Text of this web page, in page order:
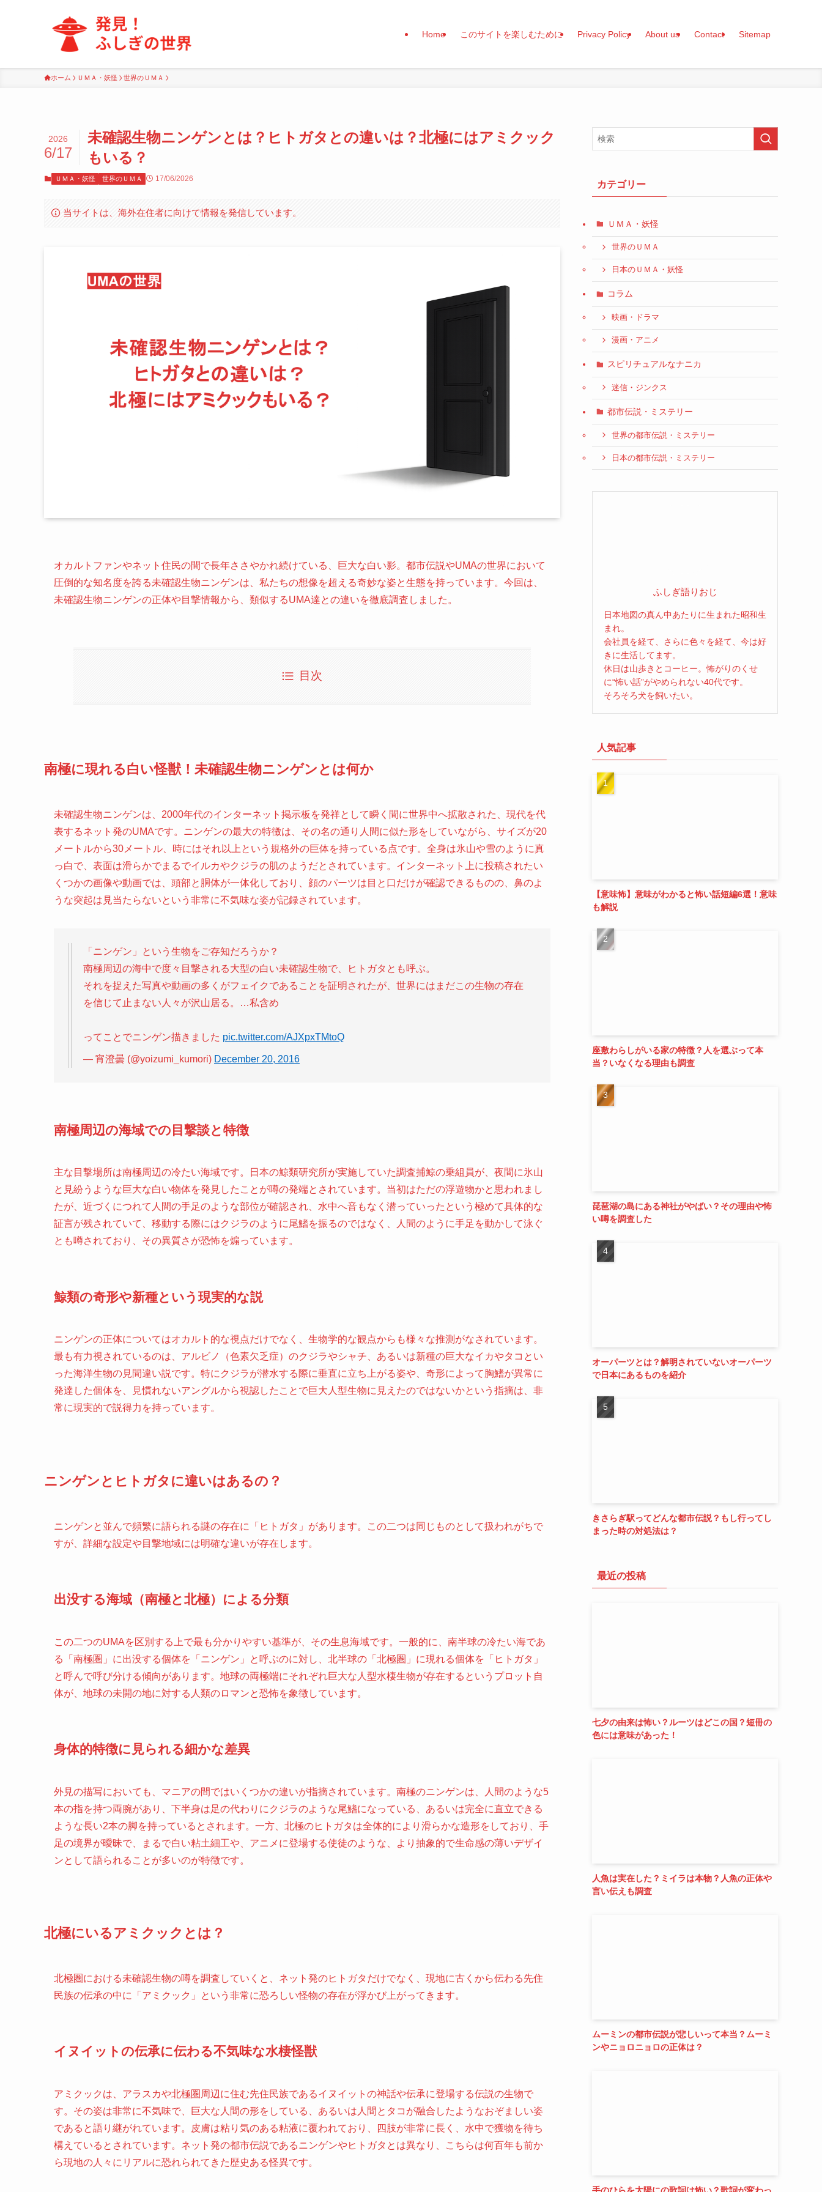
Home このサイトを楽しむために Privacy Policy About us Contact Sitemap
ホーム ＵＭＡ・妖怪 世界のＵＭＡ
未確認生物ニンゲンとは？ヒトガタとの違いは？北極にはアミクック
もいる？
2026
6/17
ＵＭＡ・妖怪 世界のＵＭＡ 17/06/2026
当サイトは、海外在住者に向けて情報を発信しています。
オカルトファンやネット住民の間で長年ささやかれ続けている、巨大な白い影。都市伝説やUMAの世界において
圧倒的な知名度を誇る未確認生物ニンゲンは、私たちの想像を超える奇妙な姿と生態を持っています。今回は、
未確認生物ニンゲンの正体や目撃情報から、類似するUMA達との違いを徹底調査しました。
目次
南極に現れる白い怪獣！未確認生物ニンゲンとは何か
未確認生物ニンゲンは、2000年代のインターネット掲示板を発祥として瞬く間に世界中へ拡散された、現代を代
表するネット発のUMAです。 ニンゲンの最大の特徴は、その名の通り人間に似た形をしていながら、サイズが20
メートルから30メートル、時にはそれ以上という規格外の巨体を持っている点です。全身は氷山や雪のように真
っ白で、表面は滑らかでまるでイルカやクジラの肌のようだとされています。インターネット上に投稿されたい
くつかの画像や動画では、頭部と胴体が一体化しており、顔のパーツは目と口だけが確認できるものの、鼻のよ
うな突起は見当たらないという非常に不気味な姿が記録されています。
「ニンゲン」という生物をご存知だろうか？
南極周辺の海中で度々目撃される大型の白い未確認生物で、ヒトガタとも呼ぶ。
それを捉えた写真や動画の多くがフェイクであることを証明されたが、世界にはまだこの生物の存在
を信じて止まない人々が沢山居る。…私含め
ってことでニンゲン描きました pic.twitter.com/AJXpxTMtoQ
— 宵澄曇 (@yoizumi_kumori) December 20, 2016
南極周辺の海域での目撃談と特徴
主な目撃場所は南極周辺の冷たい海域です。日本の鯨類研究所が実施していた調査捕鯨の乗組員が、夜間に氷山
と見紛うような巨大な白い物体を発見したことが噂の発端とされています。当初はただの浮遊物かと思われまし
たが、近づくにつれて人間の手足のような部位が確認され、水中へ音もなく潜っていったという極めて具体的な
証言が残されていて、移動する際にはクジラのように尾鰭を振るのではなく、人間のように手足を動かして泳ぐ
とも噂されており、その異質さが恐怖を煽っています。
鯨類の奇形や新種という現実的な説
ニンゲンの正体についてはオカルト的な視点だけでなく、生物学的な観点からも様々な推測がなされています。
最も有力視されているのは、アルビノ（色素欠乏症）のクジラやシャチ、あるいは新種の巨大なイカやタコとい
った海洋生物の見間違い説です。特にクジラが潜水する際に垂直に立ち上がる姿や、奇形によって胸鰭が異常に
発達した個体を、見慣れないアングルから視認したことで巨大人型生物に見えたのではないかという指摘は、非
常に現実的で説得力を持っています。
ニンゲンとヒトガタに違いはあるの？
ニンゲンと並んで頻繁に語られる謎の存在に「ヒトガタ」があります。この二つは同じものとして扱われがちで
すが、詳細な設定や目撃地域には明確な違いが存在します。
出没する海域（南極と北極）による分類
この二つのUMAを区別する上で最も分かりやすい基準が、その生息海域です。一般的に、南半球の冷たい海であ
る「南極圏」に出没する個体を「ニンゲン」と呼ぶのに対し、北半球の「北極圏」に現れる個体を「ヒトガタ」
と呼んで呼び分ける傾向があります。地球の両極端にそれぞれ巨大な人型水棲生物が存在するというプロット自
体が、地球の未開の地に対する人類のロマンと恐怖を象徴しています。
身体的特徴に見られる細かな差異
外見の描写においても、マニアの間ではいくつかの違いが指摘されています。南極のニンゲンは、人間のような5
本の指を持つ両腕があり、下半身は足の代わりにクジラのような尾鰭になっている、あるいは完全に直立できる
ような長い2本の脚を持っているとされます。一方、北極のヒトガタは全体的により滑らかな造形をしており、手
足の境界が曖昧で、まるで白い粘土細工や、アニメに登場する使徒のような、より抽象的で生命感の薄いデザイ
ンとして語られることが多いのが特徴です。
北極にいるアミクックとは？
北極圏における未確認生物の噂を調査していくと、ネット発のヒトガタだけでなく、現地に古くから伝わる先住
民族の伝承の中に「アミクック」という非常に恐ろしい怪物の存在が浮かび上がってきます。
イヌイットの伝承に伝わる不気味な水棲怪獣
アミクックは、アラスカや北極圏周辺に住む先住民族であるイヌイットの神話や伝承に登場する伝説の生物で
す。その姿は非常に不気味で、巨大な人間の形をしている、あるいは人間とタコが融合したようなおぞましい姿
であると語り継がれています。皮膚は粘り気のある粘液に覆われており、四肢が非常に長く、水中で獲物を待ち
構えているとされています。ネット発の都市伝説であるニンゲンやヒトガタとは異なり、こちらは何百年も前か
ら現地の人々にリアルに恐れられてきた歴史ある怪異です。
カテゴリー
ＵＭＡ・妖怪
世界のＵＭＡ
日本のＵＭＡ・妖怪
コラム
映画・ドラマ
漫画・アニメ
スピリチュアルなナニカ
迷信・ジンクス
都市伝説・ミステリー
世界の都市伝説・ミステリー
日本の都市伝説・ミステリー
ふしぎ語りおじ
日本地図の真ん中あたりに生まれた昭和生
まれ。
会社員を経て、さらに色々を経て、今は好
きに生活してます。
休日は山歩きとコーヒー。怖がりのくせ
に“怖い話”がやめられない40代です。
そろそろ犬を飼いたい。
人気記事
【意味怖】意味がわかると怖い話短編6選！意味
も解説
座敷わらしがいる家の特徴？人を選ぶって本
当？いなくなる理由も調査
琵琶湖の島にある神社がやばい？その理由や怖
い噂を調査した
オーパーツとは？解明されていないオーパーツ
で日本にあるものを紹介
きさらぎ駅ってどんな都市伝説？もし行ってし
まった時の対処法は？
最近の投稿
七夕の由来は怖い？ルーツはどこの国？短冊の
色には意味があった！
人魚は実在した？ミイラは本物？人魚の正体や
言い伝えも調査
ムーミンの都市伝説が悲しいって本当？ムーミ
ンやニョロニョロの正体は？